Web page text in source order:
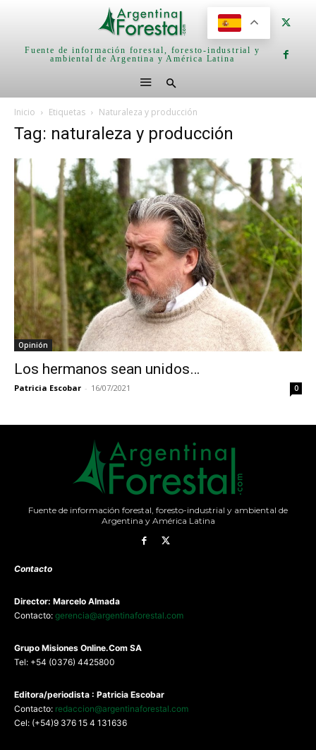
Fuente de información forestal, foresto-industrial y
ambiental de Argentina y América Latina
Inicio Etiquetas Naturaleza y producción
Tag: naturaleza y producción
Opinión
Los hermanos sean unidos…
Patricia Escobar - 16/07/2021 0
Fuente de información forestal, foresto-industrial y ambiental de
Argentina y América Latina
Contacto
Director: Marcelo Almada
Contacto: gerencia@argentinaforestal.com
Grupo Misiones Online.Com SA
Tel: +54 (0376) 4425800
Editora/periodista : Patricia Escobar
Contacto: redaccion@argentinaforestal.com
Cel: (+54)9 376 15 4 131636